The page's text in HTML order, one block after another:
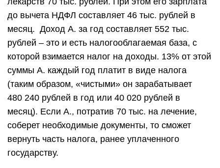
до вычета НДФЛ составляет 46 тыс. рублей в
месяц. Доход А. за год составляет 552 тыс.
рублей – это и есть налогооблагаемая база, с
которой взимается налог на доходы. 13% от этой
суммы А. каждый год платит в виде налога
(таким образом, «чистыми» он зарабатывает
480 240 рублей в год или 40 020 рублей в
месяц). Если А., потратив 70 тыс. на лечение,
соберет необходимые документы, то сможет
вернуть часть налога, ранее уплаченного
государству.